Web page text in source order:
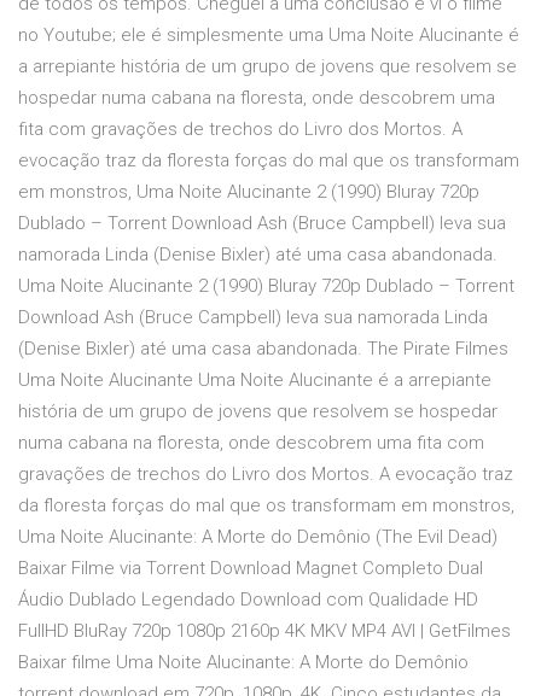
no Youtube; ele é simplesmente uma Uma Noite Alucinante é
a arrepiante história de um grupo de jovens que resolvem se
hospedar numa cabana na floresta, onde descobrem uma
fita com gravações de trechos do Livro dos Mortos. A
evocação traz da floresta forças do mal que os transformam
em monstros, Uma Noite Alucinante 2 (1990) Bluray 720p
Dublado – Torrent Download Ash (Bruce Campbell) leva sua
namorada Linda (Denise Bixler) até uma casa abandonada.
Uma Noite Alucinante 2 (1990) Bluray 720p Dublado – Torrent
Download Ash (Bruce Campbell) leva sua namorada Linda
(Denise Bixler) até uma casa abandonada. The Pirate Filmes
Uma Noite Alucinante Uma Noite Alucinante é a arrepiante
história de um grupo de jovens que resolvem se hospedar
numa cabana na floresta, onde descobrem uma fita com
gravações de trechos do Livro dos Mortos. A evocação traz
da floresta forças do mal que os transformam em monstros,
Uma Noite Alucinante: A Morte do Demônio (The Evil Dead)
Baixar Filme via Torrent Download Magnet Completo Dual
Áudio Dublado Legendado Download com Qualidade HD
FullHD BluRay 720p 1080p 2160p 4K MKV MP4 AVI | GetFilmes
Baixar filme Uma Noite Alucinante: A Morte do Demônio